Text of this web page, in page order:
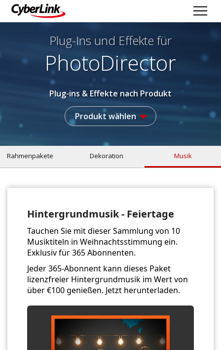
Plug-Ins und Effekte für
PhotoDirector
Plug-ins & Effekte nach Produkt
Produkt wählen
Rahmenpakete Dekoration Musik
Hintergrundmusik - Feiertage
Tauchen Sie mit dieser Sammlung von 10
Musiktiteln in Weihnachtsstimmung ein.
Exklusiv für 365 Abonnenten.
Jeder 365-Abonnent kann dieses Paket
lizenzfreier Hintergrundmusik im Wert von
über €100 genießen. Jetzt herunterladen.